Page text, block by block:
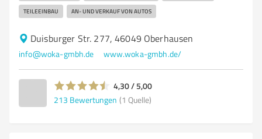
TEILEEINBAU AN- UND VERKAUF VON AUTOS
Duisburger Str. 277, 46049 Oberhausen
info@woka-gmbh.de www.woka-gmbh.de/
4,30 / 5,00
213 Bewertungen (1 Quelle)